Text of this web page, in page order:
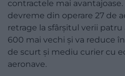
contractele mai avantajoase.
devreme din operare 27 de
retrage la sfârșitul verii
600 mai vechi și va reduce
de scurt și mediu curier cu
aeronave.